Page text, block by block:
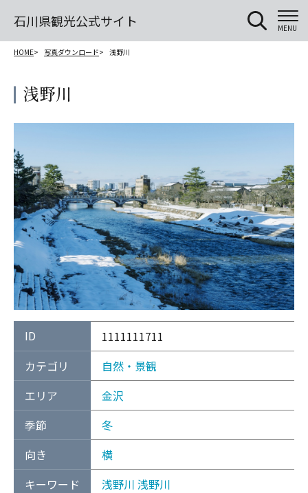
石川県観光公式サイト MENU
HOME 写真ダウンロード 浅野川
浅野川
ID
1111111711
カテゴリ
自然・景観
エリア
金沢
季節
冬
向き
横
キーワード
浅野川 浅野川